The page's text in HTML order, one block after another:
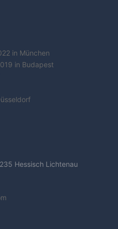
in München
in Budapest
Hessisch Lichtenau